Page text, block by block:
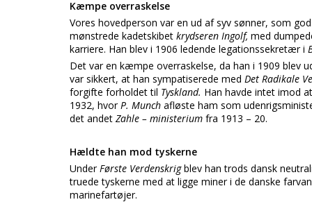
Kæmpe overraskelse
Vores hovedperson var en ud af syv sønner, som
mønstrede kadetskibet krydseren Ingolf, med
karriere. Han blev i 1906 ledende legationssekretær i
Det var en kæmpe overraskelse, da han i 1909 blev
var sikkert, at han sympatiserede med Det Radikale
forgifte forholdet til Tyskland. Han havde intet imod
1932, hvorP. Munch afløste ham som
det andet Zahle – ministerium fra 1913 – 20.
Hældte han mod tyskerne
UnderFørste Verdenskrigblev han trods dansk
truede tyskerne med at ligge miner i de danske
marinefartøjer.